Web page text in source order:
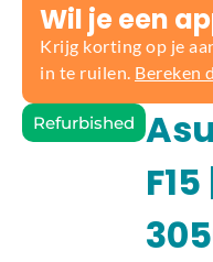
Wil je een
Krijg korting op je
in te ruilen. Bereken
Refurbished